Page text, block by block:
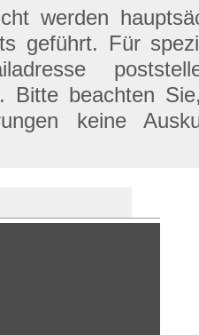
werden
geführt. Für
Bitte beachten
keine